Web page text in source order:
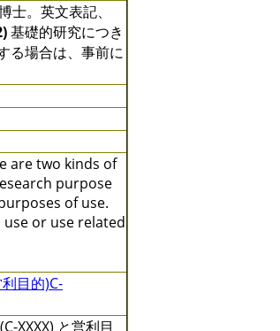
。英文表記、
基礎的研究につき
る場合は、事前に
are two kinds of
purpose
of use.
or use related
目的)C-
XXXX) と営利目